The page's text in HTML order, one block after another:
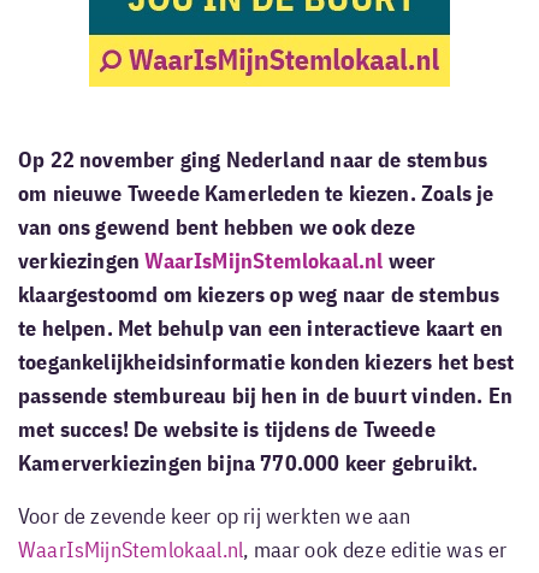
Op 22 november ging Nederland naar de stembus
om nieuwe Tweede Kamerleden te kiezen. Zoals je
van ons gewend bent hebben we ook deze
verkiezingenWaarIsMijnStemlokaal.nl weer
klaargestoomd om kiezers op weg naar de stembus
te helpen. Met behulp van een interactieve kaart en
toegankelijkheidsinformatie konden kiezers het best
passende stembureau bij hen in de buurt vinden. En
met succes! De website is tijdens de Tweede
Kamerverkiezingen bijna 770.000 keer gebruikt.
Voor de zevende keer op rij werkten we aan
WaarIsMijnStemlokaal.nl, maar ook deze editie was er